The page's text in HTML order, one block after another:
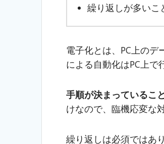
繰り返しが多いこ
電子化とは、PC上のデ
による自動化はPC上で
手順が決まっているこ
けなので、臨機応変な
繰り返しは必須ではあ